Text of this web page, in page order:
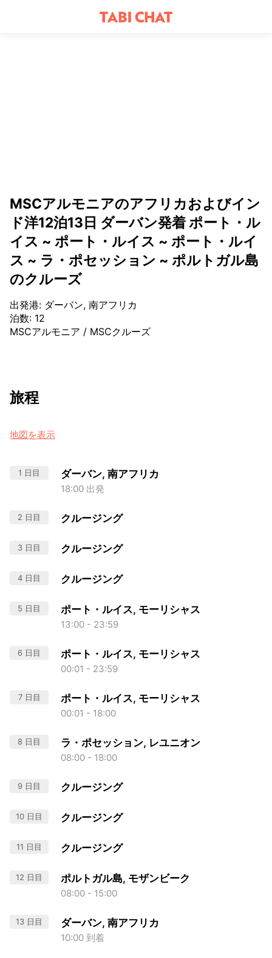
MSCアルモニアのアフリカおよびイン
ド洋12泊13日 ダーバン発着 ポート・ル
イス ~ ポート・ルイス ~ ポート・ルイ
ス ~ ラ・ポセッション ~ ポルトガル島
のクルーズ
出発港: ダーバン, 南アフリカ
泊数: 12
MSCアルモニア / MSCクルーズ
旅程
地図を表示
1 日目 ダーバン, 南アフリカ
18:00 出発
2 日目 クルージング
3 日目 クルージング
4 日目 クルージング
5 日目 ポート・ルイス, モーリシャス
13:00 - 23:59
6 日目 ポート・ルイス, モーリシャス
00:01 - 23:59
7 日目 ポート・ルイス, モーリシャス
00:01 - 18:00
8 日目 ラ・ポセッション, レユニオン
08:00 - 18:00
9 日目 クルージング
10 日目 クルージング
11 日目 クルージング
12 日目 ポルトガル島, モザンビーク
08:00 - 15:00
13 日目 ダーバン, 南アフリカ
10:00 到着